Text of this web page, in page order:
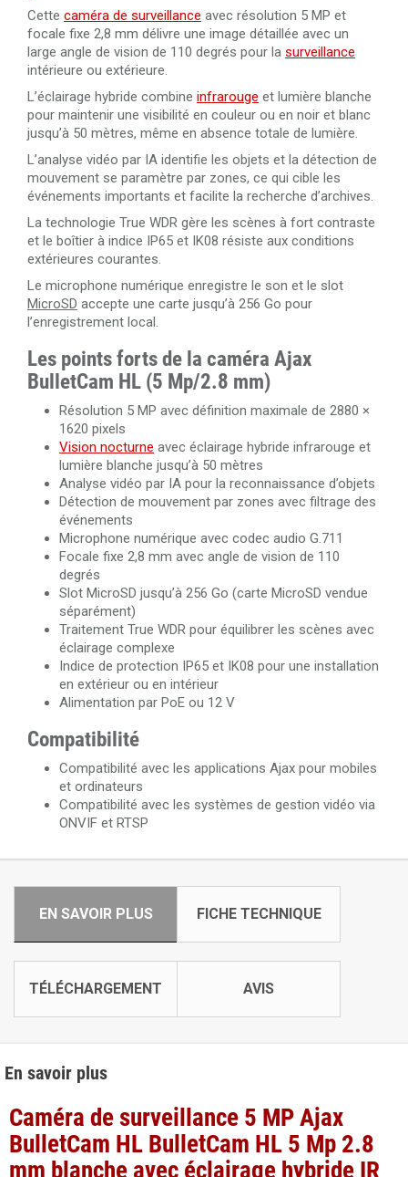
Câble RJ45 Cat.6 UTP 305 mètres LSZH Dahua PFM923I-
6UN-C
Cette caméra de surveillance avec résolution 5 MP et
focale fixe 2,8 mm délivre une image détaillée avec un
large angle de vision de 110 degrés pour la surveillance
intérieure ou extérieure.
L’éclairage hybride combine infrarouge et lumière blanche
pour maintenir une visibilité en couleur ou en noir et blanc
jusqu’à 50 mètres, même en absence totale de lumière.
L’analyse vidéo par IA identifie les objets et la détection de
mouvement se paramètre par zones, ce qui cible les
événements importants et facilite la recherche d’archives.
La technologie True WDR gère les scènes à fort contraste
et le boîtier à indice IP65 et IK08 résiste aux conditions
extérieures courantes.
Le microphone numérique enregistre le son et le slot
MicroSD accepte une carte jusqu’à 256 Go pour
l’enregistrement local.
Les points forts de la caméra Ajax
BulletCam HL (5 Mp/2.8 mm)
Résolution 5 MP avec définition maximale de 2880 ×
1620 pixels
Vision nocturne avec éclairage hybride infrarouge et
lumière blanche jusqu’à 50 mètres
Analyse vidéo par IA pour la reconnaissance d’objets
Détection de mouvement par zones avec filtrage des
événements
Microphone numérique avec codec audio G.711
Focale fixe 2,8 mm avec angle de vision de 110
degrés
Slot MicroSD jusqu’à 256 Go (carte MicroSD vendue
séparément)
Traitement True WDR pour équilibrer les scènes avec
éclairage complexe
Indice de protection IP65 et IK08 pour une installation
en extérieur ou en intérieur
Alimentation par PoE ou 12 V
Compatibilité
Compatibilité avec les applications Ajax pour mobiles
et ordinateurs
Compatibilité avec les systèmes de gestion vidéo via
ONVIF et RTSP
EN SAVOIR PLUS FICHE TECHNIQUE
TÉLÉCHARGEMENT AVIS
En savoir plus
Caméra de surveillance 5 MP Ajax
BulletCam HL BulletCam HL 5 Mp 2.8
mm blanche avec éclairage hybride IR